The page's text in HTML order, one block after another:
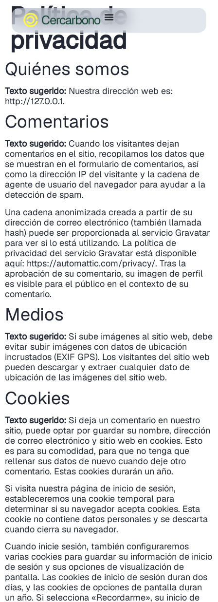
Política de
privacidad
Quiénes somos
Texto sugerido: Nuestra dirección web es:
http://127.0.0.1.
Comentarios
Texto sugerido: Cuando los visitantes dejan
comentarios en el sitio, recopilamos los datos que
se muestran en el formulario de comentarios, así
como la dirección IP del visitante y la cadena de
agente de usuario del navegador para ayudar a la
detección de spam.
Una cadena anonimizada creada a partir de su
dirección de correo electrónico (también llamada
hash) puede ser proporcionada al servicio Gravatar
para ver si lo está utilizando. La política de
privacidad del servicio Gravatar está disponible
aquí: https://automattic.com/privacy/. Tras la
aprobación de su comentario, su imagen de perfil
es visible para el público en el contexto de su
comentario.
Medios
Texto sugerido: Si sube imágenes al sitio web, debe
evitar subir imágenes con datos de ubicación
incrustados (EXIF GPS). Los visitantes del sitio web
pueden descargar y extraer cualquier dato de
ubicación de las imágenes del sitio web.
Cookies
Texto sugerido: Si deja un comentario en nuestro
sitio, puede optar por guardar su nombre, dirección
de correo electrónico y sitio web en cookies. Esto
es para su comodidad, para que no tenga que
rellenar sus datos de nuevo cuando deje otro
comentario. Estas cookies durarán un año.
Si visita nuestra página de inicio de sesión,
estableceremos una cookie temporal para
determinar si su navegador acepta cookies. Esta
cookie no contiene datos personales y se descarta
cuando cierra su navegador.
Cuando inicie sesión, también configuraremos
varias cookies para guardar su información de inicio
de sesión y sus opciones de visualización de
pantalla. Las cookies de inicio de sesión duran dos
días, y las cookies de opciones de pantalla duran
un año. Si selecciona «Recordarme», su inicio de